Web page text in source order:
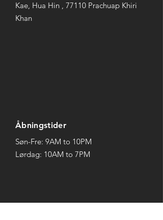
Kae, Hua Hin , 77110 Prachuap Khiri
Khan
Åbningstider
Søn-Fre: 9AM to 10PM
Lørdag: 10AM to 7PM